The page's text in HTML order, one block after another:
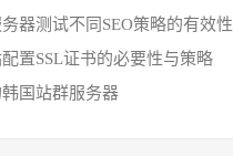
器测试不同SEO策略的有效性
置SSL证书的必要性与策略
国站群服务器